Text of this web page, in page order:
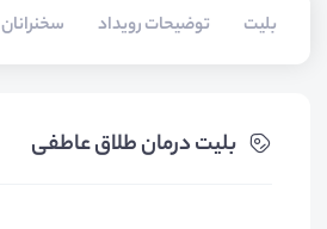
بلیت‌ توضیحات رویداد سخنرانان
بلیت‌ درمان طلاق عاطفی